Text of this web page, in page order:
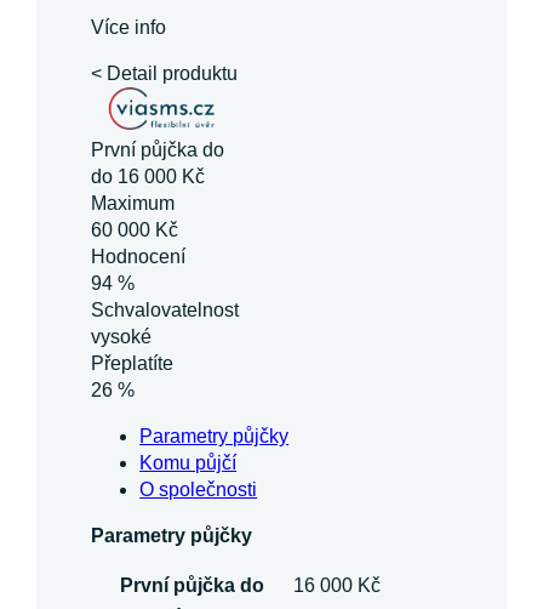
Více info
< Detail produktu
První půjčka do
do 16 000 Kč
Maximum
60 000 Kč
Hodnocení
94 %
Schvalovatelnost
vysoké
Přeplatíte
26 %
Parametry půjčky
Komu půjčí
O společnosti
Parametry půjčky
První půjčka do
16 000 Kč